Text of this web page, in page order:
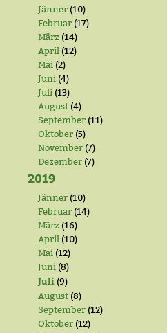
Jänner (10)
Februar (17)
März (14)
April (12)
Mai (2)
Juni (4)
Juli (13)
August (4)
September (11)
Oktober (5)
November (7)
Dezember (7)
2019
Jänner (10)
Februar (14)
März (16)
April (10)
Mai (12)
Juni (8)
Juli (9)
August (8)
September (12)
Oktober (12)